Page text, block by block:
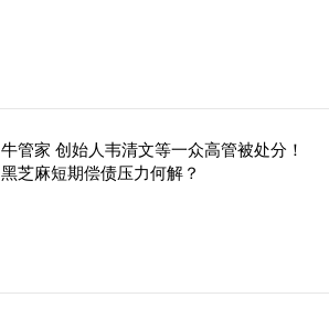
牛管家 创始人韦清文等一众高管被处分！
黑芝麻短期偿债压力何解？